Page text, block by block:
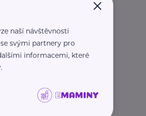
×
naší návštěvnosti
svými partnery pro
informacemi, které